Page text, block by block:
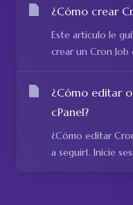
¿Cómo crear
Este articulo le
crear un Cron Job
¿Cómo editar
cPanel?
¿Cómo editar
a seguir1. Inicie